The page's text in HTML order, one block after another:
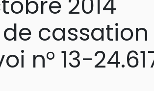
cassation
n° 13-